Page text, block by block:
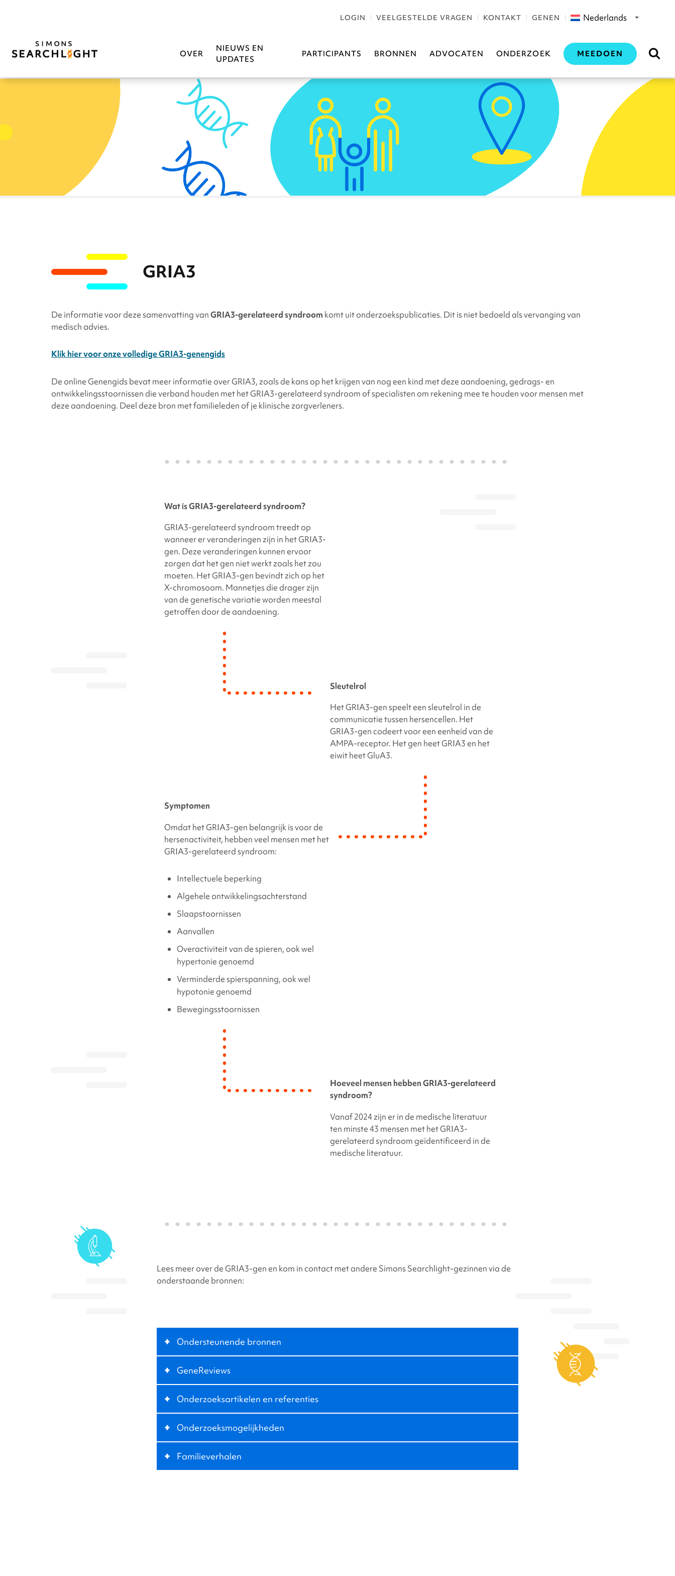
LOGIN VEELGESTELDE VRAGEN KONTAKT GENEN Nederlands
OVER
NIEUWS EN
UPDATES
PARTICIPANTS BRONNEN ADVOCATEN ONDERZOEK MEEDOEN
GRIA3
De informatie voor deze samenvatting vanGRIA3-gerelateerd syndroom komt uit onderzoekspublicaties. Dit is niet bedoeld als vervanging van
medisch advies.
Klik hier voor onze volledige GRIA3-genengids
De online Genengids bevat meer informatie overGRIA3, zoals de kans op het krijgen van nog een kind met deze aandoening, gedrags- en
ontwikkelingsstoornissen die verband houden met hetGRIA3-gerelateerd syndroom of specialisten om rekening mee te houden voor mensen met
deze aandoening. Deel deze bron met familieleden of je klinische zorgverleners.
Wat isGRIA3-gerelateerdsyndroom?
GRIA3-gerelateerdsyndroom treedt op
wanneer er veranderingen zijn in hetGRIA3-
gen. Deze veranderingen kunnen ervoor
zorgen dat het gen niet werkt zoals het zou
moeten. HetGRIA3-gen bevindt zich op het
X-chromosoom. Mannetjes die drager zijn
van de genetische variatie worden meestal
getroffen door de aandoening.
Sleutelrol
HetGRIA3-genspeelt een sleutelrol in de
communicatie tussen hersencellen. Het
GRIA3-gencodeert voor een eenheid van de
AMPA-receptor. Het gen heetGRIA3en het
eiwit heet GluA3.
Symptomen
Omdat het GRIA3-gen belangrijk is voor de
hersenactiviteit, hebben veel mensen met het
GRIA3-gerelateerd syndroom:
Intellectuele beperking
Algehele ontwikkelingsachterstand
Slaapstoornissen
Aanvallen
Overactiviteit van de spieren, ook wel
hypertonie genoemd
Verminderde spierspanning, ook wel
hypotonie genoemd
Bewegingsstoornissen
Hoeveel mensen hebbenGRIA3-gerelateerd
syndroom?
Vanaf 2024 zijn er in de medische literatuur
ten minste 43 mensen met hetGRIA3-
gerelateerdsyndroom geïdentificeerd in de
medische literatuur.
Lees meer over deGRIA3-genen kom in contact met andere Simons Searchlight-gezinnen via de
onderstaande bronnen:
+ Ondersteunende bronnen
+ GeneReviews
+ Onderzoeksartikelen en referenties
+ Onderzoeksmogelijkheden
+ Familieverhalen